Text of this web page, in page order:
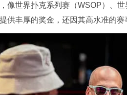
像世界扑克系列赛（WSOP）、
供丰厚的奖金，还因其高水准的赛